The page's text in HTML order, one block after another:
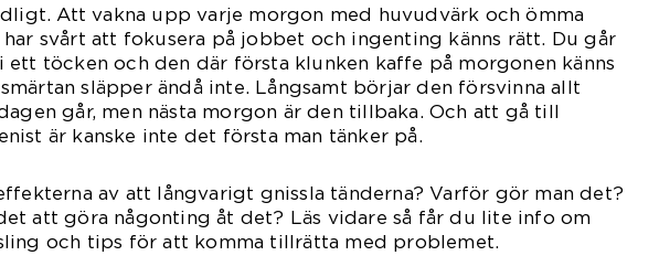
Att vakna upp varje morgon med huvudvärk och ömma
har svårt att fokusera på jobbet och ingenting känns rätt. Du går
ett töcken och den där första klunken kaffe på morgonen känns
släpper ändå inte. Långsamt börjar den försvinna allt
går, men nästa morgon är den tillbaka. Och att gå till
är kanske inte det första man tänker på.
av att långvarigt gnissla tänderna? Varför gör man det?
att göra någonting åt det? Läs vidare så får du lite info om
och tips för att komma tillrätta med problemet.